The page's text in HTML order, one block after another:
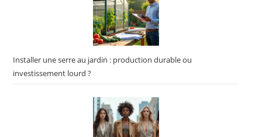
Installer une serre au jardin : production durable ou
investissement lourd ?